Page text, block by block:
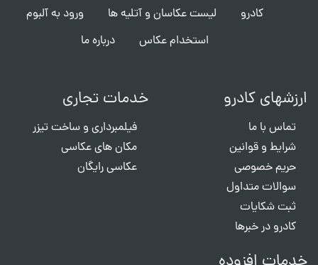
کادرو لیست عکاسان و آتلیه ها
ورود به آلبوم
استخدام عکاس
درباره ما
ارزشهای کادرو
تماس با ما
شرایط و قوانین
حریم خصوصی
سوالات متداول
ثبت شکایات
کادرو در خبرها
خدمات تجاری
فیلمبرداری و ساخت تیزر
مکان های عکاسی
عکاسی رایگان